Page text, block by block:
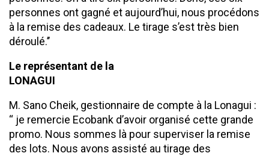
personnes ont gagné et aujourd’hui, nous procédons
à la remise des cadeaux. Le tirage s’est très bien
déroulé.’’
Le représentant de la
LONAGUI
M. Sano Cheik, gestionnaire de compte à la Lonagui :
‘‘ je remercie Ecobank d’avoir organisé cette grande
promo. Nous sommes là pour superviser la remise
des lots. Nous avons assisté au tirage des